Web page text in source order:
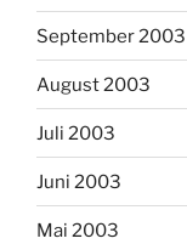
September 2003
August 2003
Juli 2003
Juni 2003
Mai 2003